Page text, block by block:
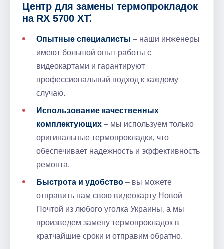
Центр для замены термопрокладок
на RX 5700 XT⁚
Опытные специалисты – наши инженеры
имеют большой опыт работы с
видеокартами и гарантируют
профессиональный подход к каждому
случаю.
Использование качественных
комплектующих – мы используем только
оригинальные термопрокладки‚ что
обеспечивает надежность и эффективность
ремонта.
Быстрота и удобство – вы можете
отправить нам свою видеокарту Новой
Почтой из любого уголка Украины‚ а мы
произведем замену термопрокладок в
кратчайшие сроки и отправим обратно.